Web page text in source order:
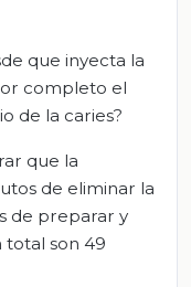
que inyecta la
completo el
de la caries?
que la
de eliminar la
de preparar y
total son 49